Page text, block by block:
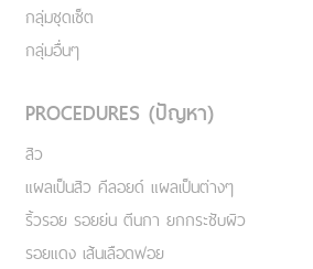
กลุ่มชุดเซ็ต
กลุ่มอื่นๆ
PROCEDURES (ปัญหา)
สิว
แผลเป็นสิว คีลอยด์ แผลเป็นต่างๆ
ริ้วรอย รอยย่น ตีนกา ยกกระชับผิว
รอยแดง เส้นเลือดฟอย